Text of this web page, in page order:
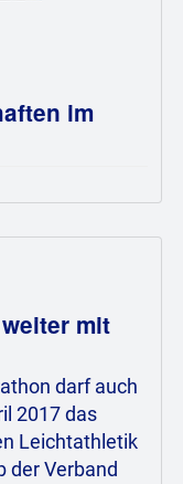
im
mit
darf auch
2017 das
Leichtathletik
der Verband